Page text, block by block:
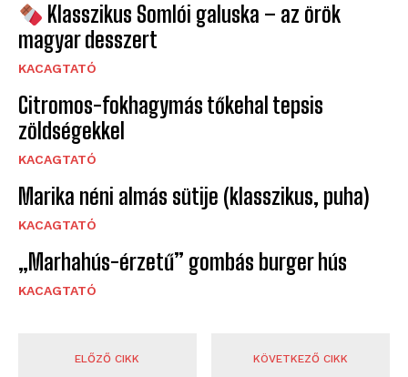
Klasszikus Somlói galuska – az örök
magyar desszert
KACAGTATÓ
Citromos-fokhagymás tőkehal tepsis
zöldségekkel
KACAGTATÓ
Marika néni almás sütije (klasszikus, puha)
KACAGTATÓ
„Marhahús-érzetű” gombás burger hús
KACAGTATÓ
ELŐZŐ CIKK KÖVETKEZŐ CIKK